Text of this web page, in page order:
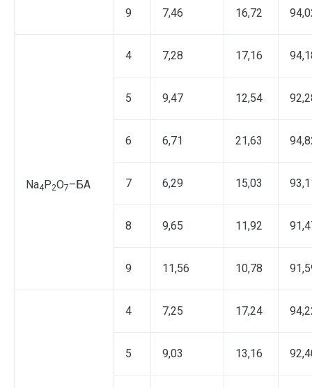
9 7,46 16,72
Na4P2O7–БА
4 7,28 17,16
5 9,47 12,54
6 6,71 21,63
7 6,29 15,03
8 9,65 11,92
9 11,56 10,78
4 7,25 17,24
5 9,03 13,16